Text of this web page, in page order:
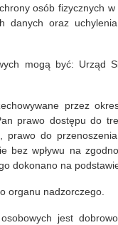
się mój cały świat.
poważny, choć
Dzisiaj nie
wyobraźni!!!
ogromnym
akcji „ferie z
Centrum
Nowe
czytaj więcej...
osób fizycznych
danych oraz
mogą być: Urząd
przez
prawo dostępu do
prawo do
bez wpływu na
dokonano na
organu nadzorczego.
jest